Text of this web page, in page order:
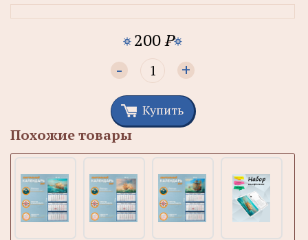
200P
- +
Купить
Похожие товары